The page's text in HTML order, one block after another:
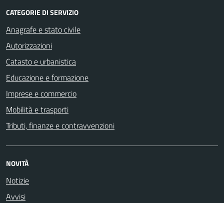
CATEGORIE DI SERVIZIO
Anagrafe e stato civile
Autorizzazioni
Catasto e urbanistica
Educazione e formazione
Imprese e commercio
Mobilità e trasporti
Tributi, finanze e contravvenzioni
NOVITÀ
Notizie
Avvisi